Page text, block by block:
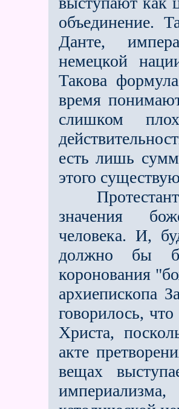
объединение.
Данте,
немецкой
Такова
время
слишком
есть лишь
этого
значения
человека. И,
должно бы
коронования
архиепископа
говорилось,
Христа,
акте
вещах